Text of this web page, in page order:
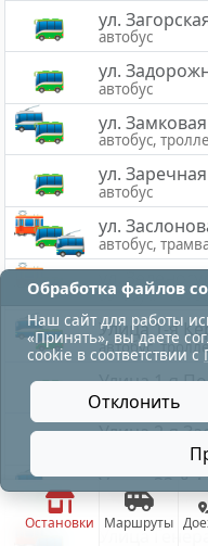
Остановки Маршруты
ул.
автобус
ул.
автобус
ул. Замковая
автобус,
ул. Заречная
автобус
ул.
автобус,
ул.
автобус,
Улица 1-я
автобус,
Улица 1-я
автобус
Улица 2-я
Улица 33-й
автобус,
Улица
Обработка файлов
Наш сайт для работы
«Принять», вы даете
cookie в соответствии с
Отклонить